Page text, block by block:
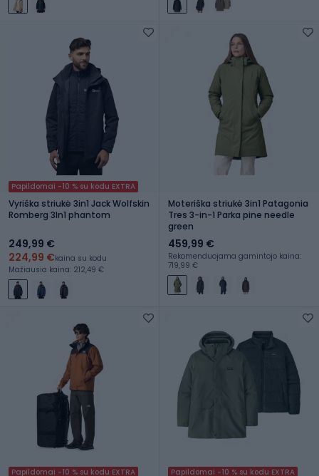
Papildomai -10 % su kodu EXTRA
Vyriška striukė 3in1 Jack Wolfskin
Romberg 3In1 phantom
249,99 €
224,99 €kaina su kodu
Mažiausia kaina: 212,49 €
Moteriška striukė 3in1 Patagonia
Tres 3-in-1 Parka pine needle
green
459,99 €
Rekomenduojama gamintojo kaina:
719,99 €
Papildomai -10 % su kodu EXTRA Papildomai -10 % su kodu EXTRA